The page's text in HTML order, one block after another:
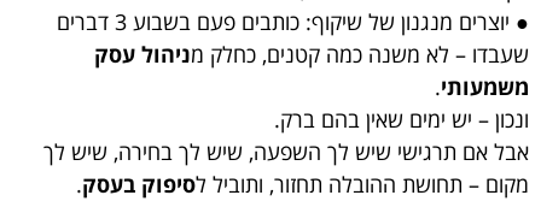
● יוצרים מנגנון של שיקוף: כותבים פעם בשבוע 3 דברים
שעבדו – לא משנה כמה קטנים, כחלק מניהול עסק
משמעותי.
ונכון – יש ימים שאין בהם ברק.
אבל אם תרגישי שיש לך השפעה, שיש לך בחירה, שיש לך
מקום – תחושת ההובלה תחזור, ותוביל לסיפוק בעסק.